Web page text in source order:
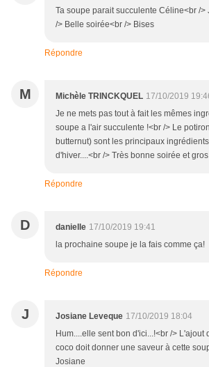
Ta soupe parait succulente Céline<br />
/> Belle soirée<br /> Bises
Répondre
M Michèle TRINCKQUEL 17/10/2019
Je ne mets pas tout à fait les mêmes
soupe a l'air succulente !<br /> Le
butternut) sont les principaux
d'hiver....<br /> Très bonne soirée et
Répondre
D danielle 17/10/2019 19:41
la prochaine soupe je la fais comme ça!
Répondre
J Josiane Leveque 17/10/2019 18:04
Hum....elle sent bon d'ici...!<br /> L'ajout
coco doit donner une saveur à cette
Josiane